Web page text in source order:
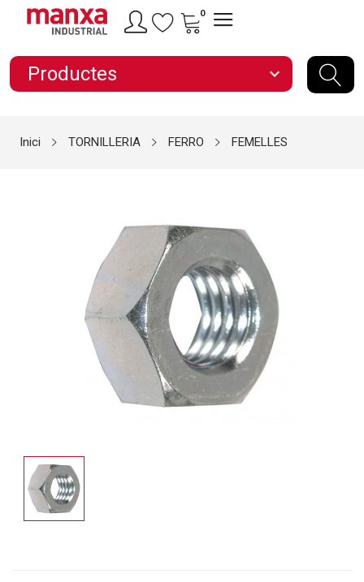
0
Productes expand_more
Inici TORNILLERIA FERRO FEMELLES